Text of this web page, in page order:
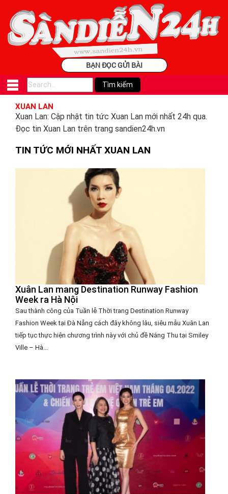
BẠN ĐỌC GỬI BÀI
XUAN LAN
Xuan Lan: Cập nhật tin tức Xuan Lan mới nhất 24h qua.
Đọc tin Xuan Lan trên trang sandien24h.vn
TIN TỨC MỚI NHẤT XUAN LAN
Xuân Lan mang Destination Runway Fashion
Week ra Hà Nội
Sau thành công của Tuần lễ Thời trang Destination Runway
Fashion Week tại Đà Nẵng cách đây không lâu, siêu mẫu Xuân Lan
tiếp tục thực hiện chương trình này với chủ đề Nắng Thu tại Smiley
Ville – Hà...